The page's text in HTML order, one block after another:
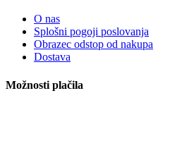
O nas
Splošni pogoji poslovanja
Obrazec odstop od nakupa
Dostava
Možnosti plačila